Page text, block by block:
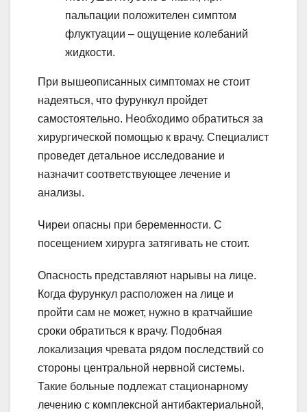
пальпации положителен симптом
флуктуации – ощущение колебаний
жидкости.
При вышеописанных симптомах не стоит
надеяться, что фурункул пройдет
самостоятельно. Необходимо обратиться за
хирургической помощью к врачу. Специалист
проведет детальное исследование и
назначит соответствующее лечение и
анализы.
Чиреи опасны при беременности. С
посещением хирурга затягивать не стоит.
Опасность представляют нарывы на лице.
Когда фурункул расположен на лице и
пройти сам не может, нужно в кратчайшие
сроки обратиться к врачу. Подобная
локализация чревата рядом последствий со
стороны центральной нервной системы.
Такие больные подлежат стационарному
лечению с комплексной антибактериальной,